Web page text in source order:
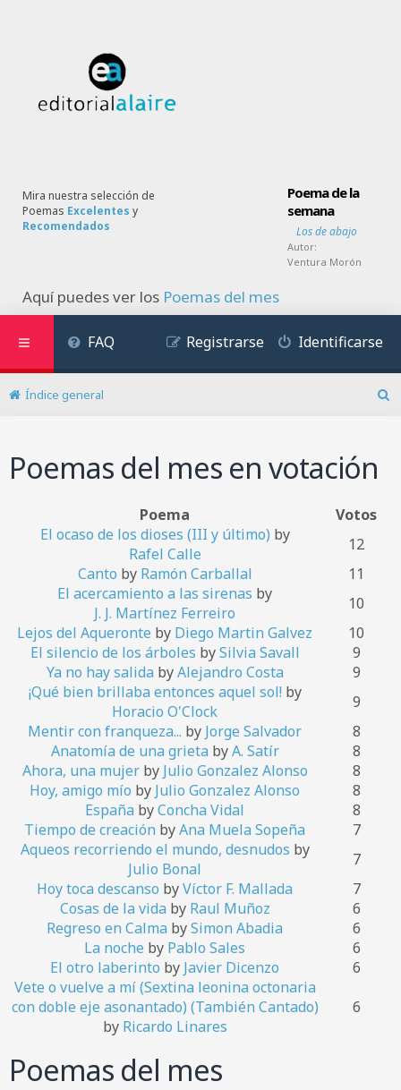
Mira nuestra selección de
Poemas Excelentes y
Recomendados
Poema de la
semana
Los de abajo
Autor:
Ventura Morón
Aquí puedes ver los Poemas del mes
FAQ Identificarse
Registrarse
Índice general
Poemas del mes en votación
Poema
Votos
El ocaso de los dioses (III y último) by
Rafel Calle
12
Canto by Ramón Carballal
11
El acercamiento a las sirenas by
J. J. Martínez Ferreiro
10
Lejos del Aqueronte by Diego Martin Galvez
10
El silencio de los árboles bySilvia Savall
9
Ya no hay salida byAlejandro Costa
9
¡Qué bien brillaba entonces aquel sol! by
Horacio O'Clock
9
Mentir con franqueza... by Jorge Salvador
8
Anatomía de una grieta byA. Satír
8
Ahora, una mujerby Julio Gonzalez Alonso
8
Hoy, amigo mío by Julio Gonzalez Alonso
8
España byConcha Vidal
8
Tiempo de creación byAna Muela Sopeña
7
Aqueos recorriendo el mundo, desnudos by
Julio Bonal
7
Hoy toca descanso byVíctor F. Mallada
7
Cosas de la vida by Raul Muñoz
6
Regreso en Calma bySimon Abadia
6
La noche by Pablo Sales
6
El otro laberinto by Javier Dicenzo
6
Vete o vuelve a mí (Sextina leonina octonaria
con doble eje asonantado) (También Cantado)
by Ricardo Linares
6
Poemas del mes